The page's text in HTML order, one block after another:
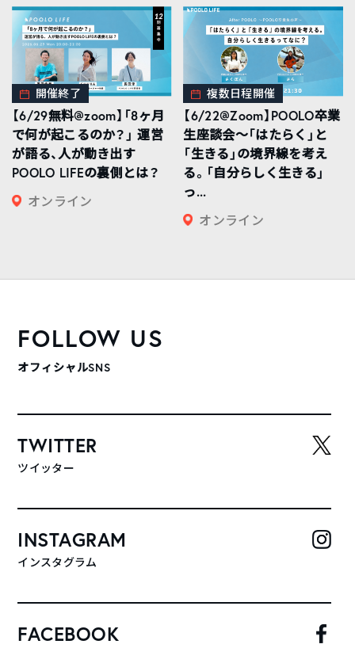
開催終了
【6/29無料@zoom】「8ヶ月
で何が起こるのか？」 運営
が語る、人が動き出す
POOLO LIFEの裏側とは？
オンライン
複数日程開催
【6/22@Zoom】POOLO卒業
生座談会〜「はたらく」と
「生きる」の境界線を考え
る。「自分らしく生きる」
っ...
オンライン
FOLLOW US
オフィシャルSNS
TWITTER
ツイッター
INSTAGRAM
インスタグラム
FACEBOOK